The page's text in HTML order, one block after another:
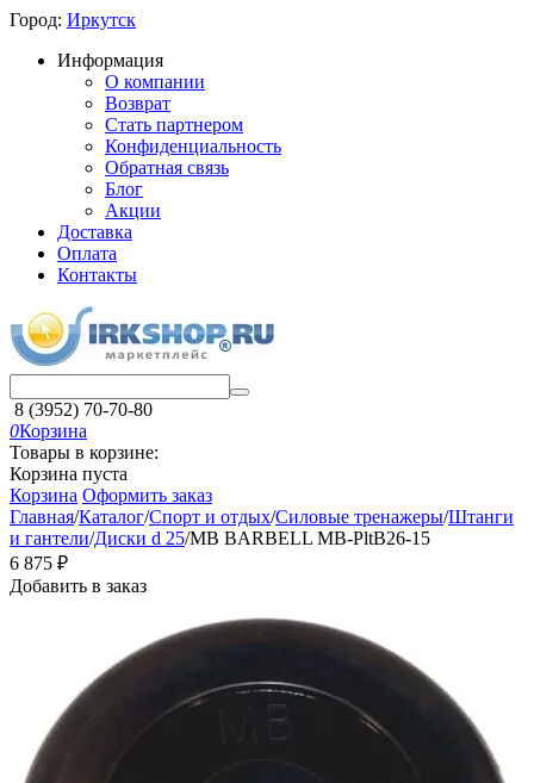
Город: Иркутск
Информация
О компании
Возврат
Стать партнером
Конфиденциальность
Обратная связь
Блог
Акции
Доставка
Оплата
Контакты
8 (3952) 70-70-80
0Корзина
Товары в корзине:
Корзина пуста
Корзина Оформить заказ
Главная/Каталог/Спорт и отдых/Силовые тренажеры/Штанги
и гантели/Диски d 25/MB BARBELL MB-PltB26-15
6 875 ₽
Добавить в заказ